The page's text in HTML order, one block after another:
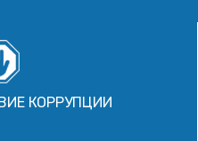
КОРРУПЦИИ